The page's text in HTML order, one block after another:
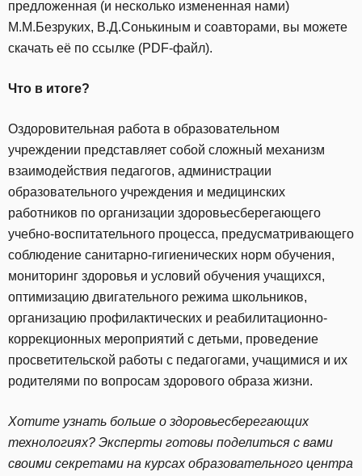
предложенная (и несколько измененная нами)
М.М.Безруких, В.Д.Сонькиным и соавторами, вы можете
скачать её по ссылке (PDF-файл).
Что в итоге?
Оздоровительная работа в образовательном
учреждении представляет собой сложный механизм
взаимодействия педагогов, администрации
образовательного учреждения и медицинских
работников по организации здоровьесберегающего
учебно-воспитательного процесса, предусматривающего
соблюдение санитарно-гигиенических норм обучения,
мониторинг здоровья и условий обучения учащихся,
оптимизацию двигательного режима школьников,
организацию профилактических и реабилитационно-
коррекционных мероприятий с детьми, проведение
просветительской работы с педагогами, учащимися и их
родителями по вопросам здорового образа жизни.
Хотите узнать больше о здоровьесберегающих
технологиях? Эксперты готовы поделиться с вами
своими секретами на курсах образовательного центра